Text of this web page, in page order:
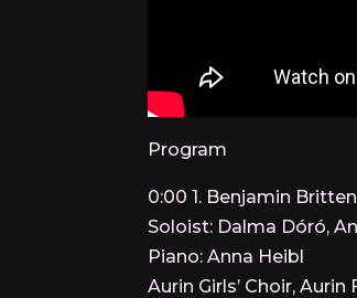
Program
0:00 1. Benjamin
Soloist: Dalma Dóró,
Piano: Anna Heibl
Aurin Girls’ Choir,